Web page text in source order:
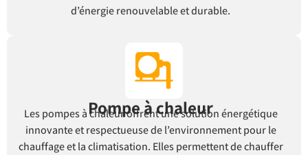
d’énergie renouvelable et durable.
Pompe à chaleur
Les pompes à chaleur offrent une solution énergétique
innovante et respectueuse de l’environnement pour le
chauffage et la climatisation. Elles permettent de chauffer